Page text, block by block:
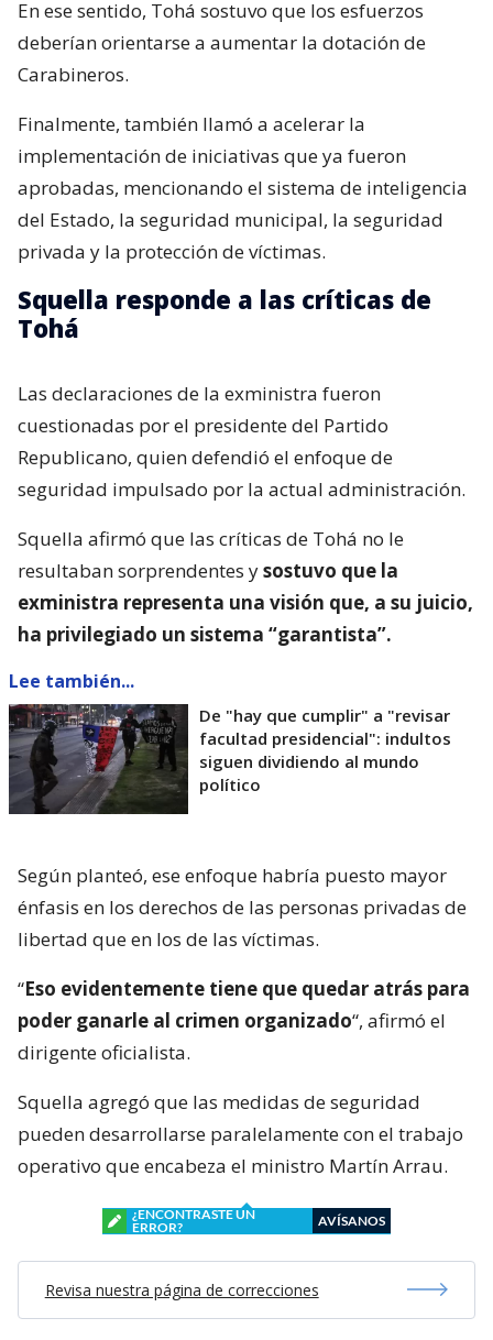
En ese sentido, Tohá sostuvo que los esfuerzos
deberían orientarse a aumentar la dotación de
Carabineros.
Finalmente, también llamó a acelerar la
implementación de iniciativas que ya fueron
aprobadas, mencionando el sistema de inteligencia
del Estado, la seguridad municipal, la seguridad
privada y la protección de víctimas.
Squella responde a las críticas de
Tohá
Las declaraciones de la exministra fueron
cuestionadas por el presidente del Partido
Republicano, quien defendió el enfoque de
seguridad impulsado por la actual administración.
Squella afirmó que las críticas de Tohá no le
resultaban sorprendentes ysostuvo que la
exministra representa una visión que, a su juicio,
ha privilegiado un sistema “garantista”.
Lee también...
De "hay que cumplir" a "revisar
facultad presidencial": indultos
siguen dividiendo al mundo
político
Según planteó, ese enfoque habría puesto mayor
énfasis en los derechos de las personas privadas de
libertad que en los de las víctimas.
“Eso evidentemente tiene que quedar atrás para
poder ganarle al crimen organizado“, afirmó el
dirigente oficialista.
Squella agregó que las medidas de seguridad
pueden desarrollarse paralelamente con el trabajo
operativo que encabeza el ministro Martín Arrau.
¿ENCONTRASTE UN
ERROR?
AVÍSANOS
Revisa nuestra página de correcciones